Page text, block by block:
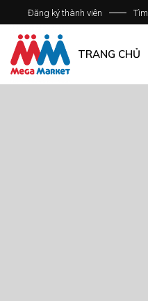
Đăng ký thành viên
TRANG CHỦ